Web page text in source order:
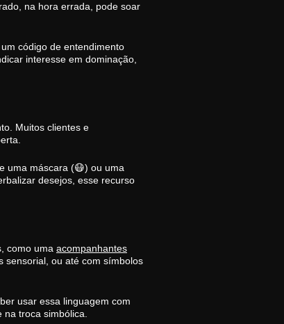
na hora errada, pode soar
código de entendimento
interesse em dominação,
Muitos clientes e
uma máscara (😷) ou uma
desejos, esse recurso
como uma acompanhantes
sensorial, ou até com símbolos
usar essa linguagem com
troca simbólica.